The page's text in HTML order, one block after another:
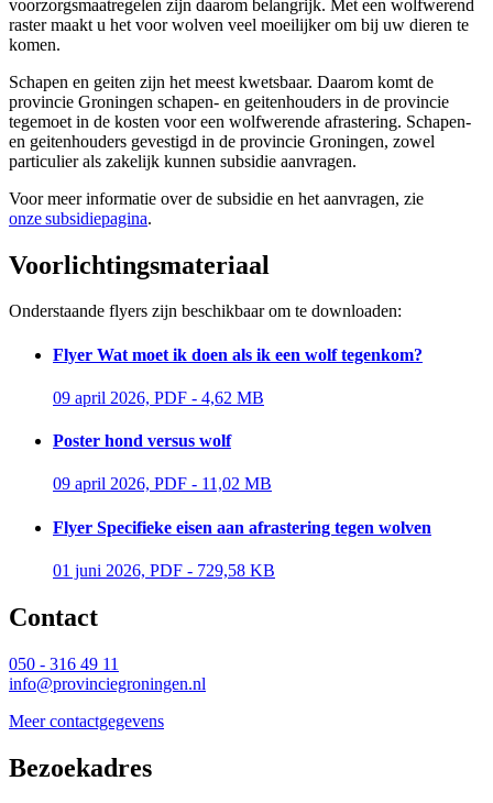
voorzorgsmaatregelen zijn daarom belangrijk. Met een wolfwerend
raster maakt u het voor wolven veel moeilijker om bij uw dieren te
komen.
Schapen en geiten zijn het meest kwetsbaar. Daarom komt de
provincie Groningen schapen- en geitenhouders in de provincie
tegemoet in de kosten voor een wolfwerende afrastering. Schapen-
en geitenhouders gevestigd in de provincie Groningen, zowel
particulier als zakelijk kunnen subsidie aanvragen.
Voor meer informatie over de subsidie en het aanvragen, zie
onze subsidiepagina.
Voorlichtingsmateriaal
Onderstaande flyers zijn beschikbaar om te downloaden:
Flyer Wat moet ik doen als ik een wolf tegenkom?
09 april 2026, PDF - 4,62 MB
Poster hond versus wolf
09 april 2026, PDF - 11,02 MB
Flyer Specifieke eisen aan afrastering tegen wolven
01 juni 2026, PDF - 729,58 KB
Contact
050 - 316 49 11
info@provinciegroningen.nl
Meer contactgegevens
Bezoekadres